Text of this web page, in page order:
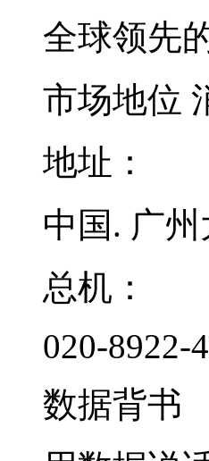
全球领先
市场地位
地址：
中国. 广
总机：
020-8922-
数据背书